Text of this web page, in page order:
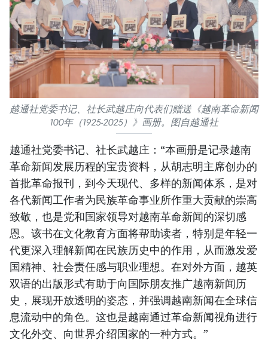
越通社党委书记、社长武越庄向代表们赠送《越南革命新闻
100年（1925-2025）》画册。图自越通社
越通社党委书记、社长武越庄：“本画册是记录越南
革命新闻发展历程的宝贵资料，从胡志明主席创办的
首批革命报刊，到今天现代、多样的新闻体系，是对
各代新闻工作者为民族革命事业所作重大贡献的崇高
致敬，也是党和国家领导对越南革命新闻的深切感
恩。该书在文化教育方面将帮助读者，特别是年轻一
代更深入理解新闻在民族历史中的作用，从而激发爱
国精神、社会责任感与职业理想。在对外方面，越英
双语的出版形式有助于向国际朋友推广越南新闻历
史，展现开放透明的姿态，并强调越南新闻在全球信
息流动中的角色。这也是越南通过革命新闻视角进行
文化外交、向世界介绍国家的一种方式。”